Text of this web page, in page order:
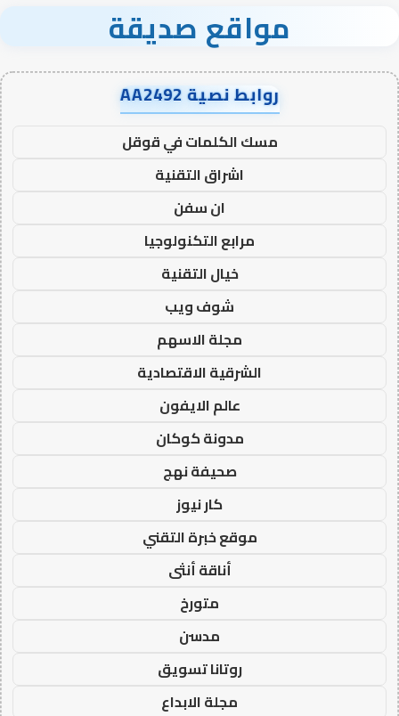
مواقع صديقة
روابط نصية AA2492
مسك الكلمات في قوقل
اشراق التقنية
ان سفن
مرابع التكنولوجيا
خيال التقنية
شوف ويب
مجلة الاسهم
الشرقية الاقتصادية
عالم الايفون
مدونة كوكان
صحيفة نهج
كار نيوز
موقع خبرة التقني
أناقة أنثى
متورخ
مدسن
روتانا تسويق
مجلة الابداع